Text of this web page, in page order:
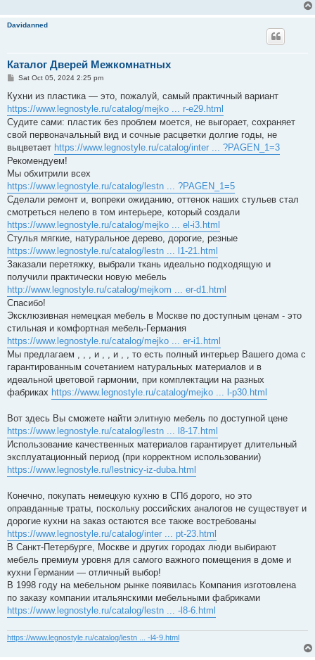
Davidanned
Каталог Дверей Межкомнатных
P
s
t
Sat Oct 05, 2024 2:25 pm
Кухни из пластика — это, пожалуй, самый практичный вариант
https://www.legnostyle.ru/catalog/mejko ... r-e29.html
Судите сами: пластик без проблем моется, не выгорает, сохраняет
свой первоначальный вид и сочные расцветки долгие годы, не
выцветает https://www.legnostyle.ru/catalog/inter ... ?PAGEN_1=3
Рекомендуем!
Мы обхитрили всех
https://www.legnostyle.ru/catalog/lestn ... ?PAGEN_1=5
Сделали ремонт и, вопреки ожиданию, оттенок наших стульев стал
смотреться нелепо в том интерьере, который создали
https://www.legnostyle.ru/catalog/mejko ... el-i3.html
Стулья мягкие, натуральное дерево, дорогие, резные
https://www.legnostyle.ru/catalog/lestn ... l1-21.html
Заказали перетяжку, выбрали ткань идеально подходящую и
получили практически новую мебель
http://www.legnostyle.ru/catalog/mejkom ... er-d1.html
Спасибо!
Эксклюзивная немецкая мебель в Москве по доступным ценам - это
стильная и комфортная мебель-Германия
https://www.legnostyle.ru/catalog/mejko ... er-i1.html
Мы предлагаем , , , и , , и , , то есть полный интерьер Вашего дома с
гарантированным сочетанием натуральных материалов и в
идеальной цветовой гармонии, при комплектации на разных
фабриках https://www.legnostyle.ru/catalog/mejko ... l-p30.html
Вот здесь Вы сможете найти элитную мебель по доступной цене
https://www.legnostyle.ru/catalog/lestn ... l8-17.html
Использование качественных материалов гарантирует длительный
эксплуатационный период (при корректном использовании)
https://www.legnostyle.ru/lestnicy-iz-duba.html
Конечно, покупать немецкую кухню в СПб дорого, но это
оправданные траты, поскольку российских аналогов не существует и
дорогие кухни на заказ остаются все также востребованы
https://www.legnostyle.ru/catalog/inter ... pt-23.html
В Санкт-Петербурге, Москве и других городах люди выбирают
мебель премиум уровня для самого важного помещения в доме и
кухни Германии — отличный выбор!
В 1998 году на мебельном рынке появилась Компания изготовлена
по заказу компании итальянскими мебельными фабриками
https://www.legnostyle.ru/catalog/lestn ... -l8-6.html
https://www.legnostyle.ru/catalog/lestn ... -l4-9.html